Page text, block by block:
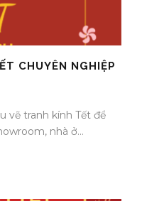
CHUYÊN NGHIỆP
vẽ tranh kính Tết để
nhà ở...